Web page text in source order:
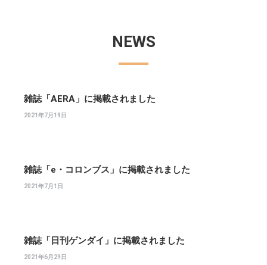
NEWS
雑誌「AERA」に掲載されました
2021年7月19日
雑誌「e・コロンブス」に掲載されました
2021年7月1日
雑誌「日刊ゲンダイ」に掲載されました
2021年6月29日